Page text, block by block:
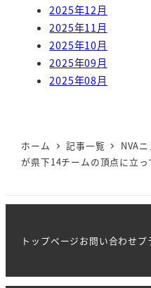
2025年12月
2025年11月
2025年10月
2025年09月
2025年08月
ホーム 記事一覧 NVA
が県下14チームの頂点に立っ
トップページお問い合わせプ